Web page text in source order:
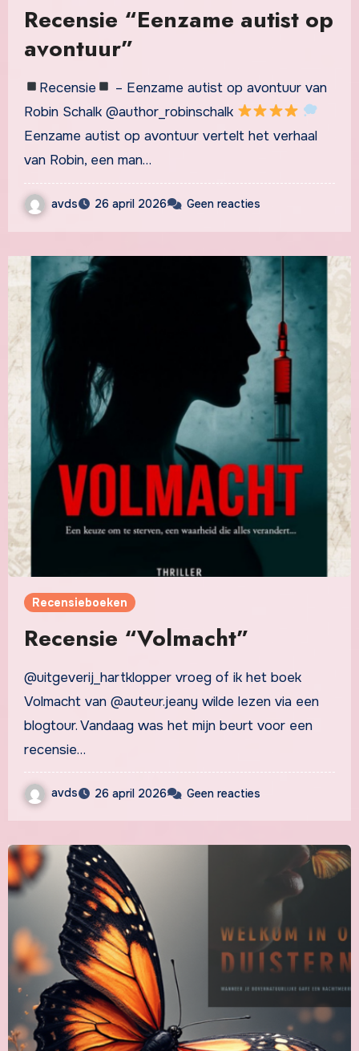
Recensie “Eenzame autist op
avontuur”
Recensie
– Eenzame autist op avontuur van
Robin Schalk @author_robinschalk
Eenzame autist op avontuur vertelt het verhaal
van Robin, een man…
avds 26 april 2026 Geen reacties
Recensieboeken
Recensie “Volmacht”
@uitgeverij_hartklopper vroeg of ik het boek
Volmacht van @auteur.jeany wilde lezen via een
blogtour. Vandaag was het mijn beurt voor een
recensie…
avds 26 april 2026 Geen reacties